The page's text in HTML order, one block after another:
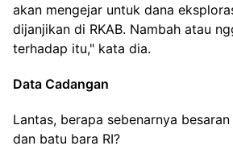
akan mengejar untuk dana
dijanjikan di RKAB. Nambah atau
terhadap itu," kata dia.
Data Cadangan
Lantas, berapa sebenarnya
dan batu bara RI?